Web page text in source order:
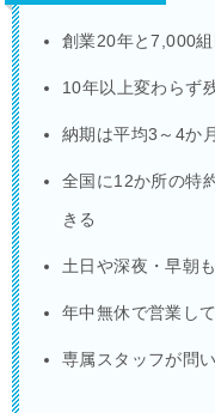
創業20年と7,000
10年以上変わらず
納期は平均3～4か
全国に12か所の特
きる
土日や深夜・早朝
年中無休で営業し
専属スタッフが問